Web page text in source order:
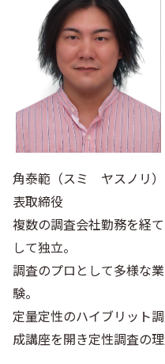
角泰範（スミ ヤスノリ）
表取締役
複数の調査会社勤務を経
して独立。
調査のプロとして多様な
験。
定量定性のハイブリット
成講座を開き定性調査の